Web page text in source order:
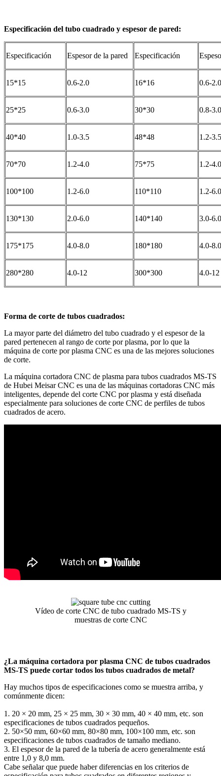
Especificación del tubo cuadrado y espesor de pared:
Especificación Espesor de la pared Especificación
15*15 0.6-2.0 16*16 0.6-2.0
25*25 0.6-3.0 30*30 0.8-3.0
40*40 1.0-3.5 48*48 1.2-3.5
70*70 1.2-4.0 75*75 1.2-4.0
100*100 1.2-6.0 110*110 1.2-6.0
130*130 2.0-6.0 140*140 3.0-6.0
175*175 4.0-8.0 180*180 4.0-8.0
280*280 4.0-12 300*300 4.0-12
Forma de corte de tubos cuadrados:
La mayor parte del diámetro del tubo cuadrado y el espesor de la
pared pertenecen al rango de corte por plasma, por lo que la
máquina de corte por plasma CNC es una de las mejores soluciones
de corte.
La máquina cortadora CNC de plasma para tubos cuadrados MS-TS
de Hubei Meisar CNC es una de las máquinas cortadoras CNC más
inteligentes, depende del corte CNC por plasma y está diseñada
especialmente para soluciones de corte CNC de perfiles de tubos
cuadrados de acero.
Vídeo de corte CNC de tubo cuadrado MS-TS y
muestras de corte CNC
¿La máquina cortadora por plasma CNC de tubos cuadrados
MS-TS puede cortar todos los tubos cuadrados de metal?
Hay muchos tipos de especificaciones como se muestra arriba, y
comúnmente dicen:
1. 20 × 20 mm, 25 × 25 mm, 30 × 30 mm, 40 × 40 mm, etc. son
especificaciones de tubos cuadrados pequeños.
2. 50×50 mm, 60×60 mm, 80×80 mm, 100×100 mm, etc. son
especificaciones de tubos cuadrados de tamaño mediano.
3. El espesor de la pared de la tubería de acero generalmente está
entre 1,0 y 8,0 mm.
Cabe señalar que puede haber diferencias en los criterios de